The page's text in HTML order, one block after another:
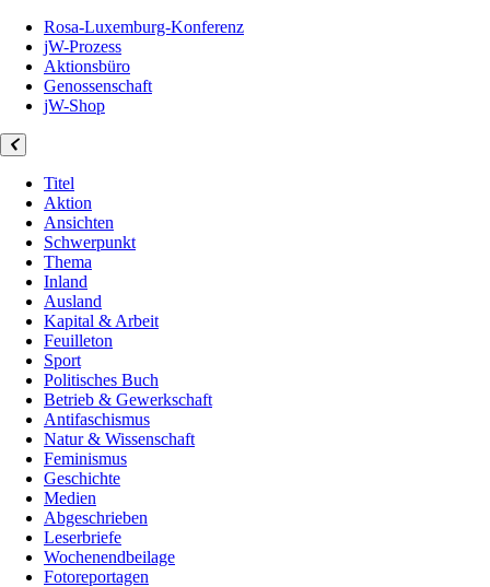
Rosa-Luxemburg-Konferenz
jW-Prozess
Aktionsbüro
Genossenschaft
jW-Shop
Titel
Aktion
Ansichten
Schwerpunkt
Thema
Inland
Ausland
Kapital & Arbeit
Feuilleton
Sport
Politisches Buch
Betrieb & Gewerkschaft
Antifaschismus
Natur & Wissenschaft
Feminismus
Geschichte
Medien
Abgeschrieben
Leserbriefe
Wochenendbeilage
Fotoreportagen